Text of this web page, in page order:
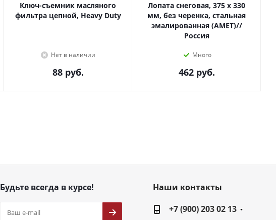
Ключ-съемник масляного
фильтра цепной, Heavy Duty
Нет в наличии
88руб.
Лопата снеговая, 375 х 330
мм, без черенка, стальная
эмалированная (АМЕТ)//
Россия
Много
462руб.
Будьте всегда в курсе!
Наши контакты
+7 (900) 203 02 13